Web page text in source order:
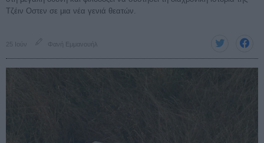
Τζέιν Οστεν σε μια νέα γενιά θεατών.
25 Ιούν Φανή Εμμανουήλ